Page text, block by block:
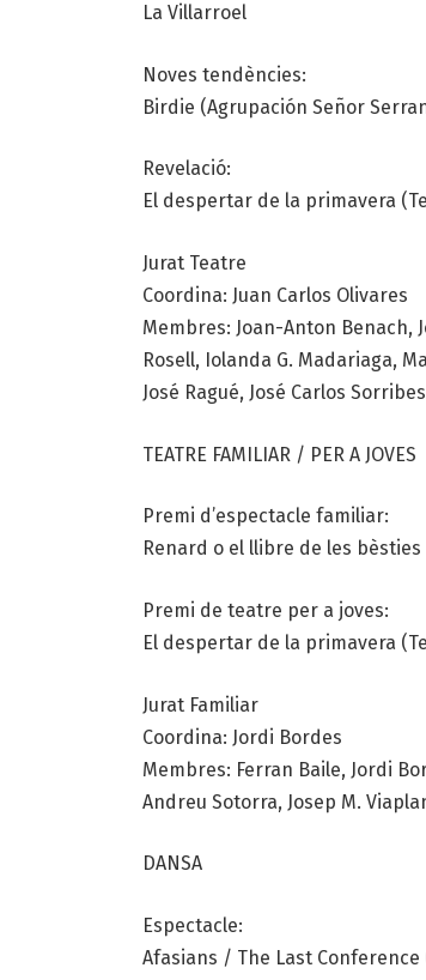
La Villarroel
Noves tendències:
Birdie (Agrupación Señor
Revelació:
El despertar de la primavera
Jurat Teatre
Coordina: Juan Carlos Olivares
Membres: Joan-Anton Benach,
Rosell, Iolanda G. Madariaga,
José Ragué, José Carlos
TEATRE FAMILIAR / PER A JOVES
Premi d’espectacle familiar:
Renard o el llibre de les
Premi de teatre per a joves:
El despertar de la primavera
Jurat Familiar
Coordina: Jordi Bordes
Membres: Ferran Baile, Jordi
Andreu Sotorra, Josep M.
DANSA
Espectacle:
Afasians / The Last Conference